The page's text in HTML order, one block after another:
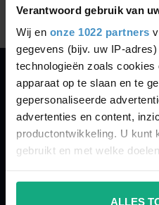
Verantwoord gebruik van
Wij en onze 1022 partners
gegevens (bijv. uw IP-
technologieën zoals cookies
apparaat op te slaan en te
gepersonaliseerde
advertenties en content,
productontwikkeling. U kunt
gebruikt en met welke
Als u het toestaat, willen we
ALLES
PERFECTLIGHTS
Gegevens:
Kruisbeeldsraat 72
9220 Hamme